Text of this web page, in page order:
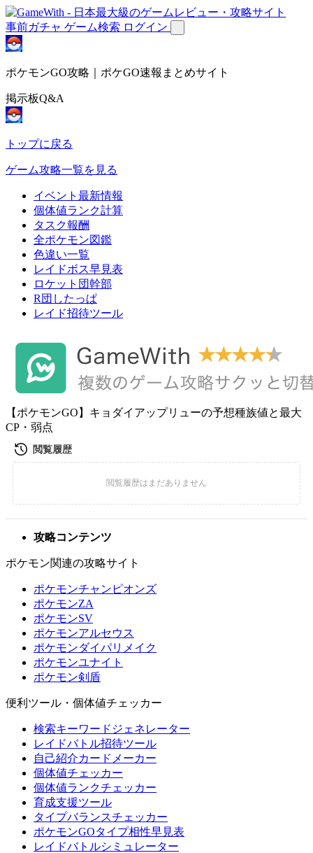
事前ガチャ ゲーム検索 ログイン
ポケモンGO攻略｜ポケGO速報まとめサイト
掲示板Q&A
トップに戻る
ゲーム攻略一覧を見る
イベント最新情報
個体値ランク計算
タスク報酬
全ポケモン図鑑
色違い一覧
レイドボス早見表
ロケット団幹部
R団したっぱ
レイド招待ツール
【ポケモンGO】キョダイアップリューの予想種族値と最大
CP・弱点
攻略コンテンツ
ポケモン関連の攻略サイト
ポケモンチャンピオンズ
ポケモンZA
ポケモンSV
ポケモンアルセウス
ポケモンダイパリメイク
ポケモンユナイト
ポケモン剣盾
便利ツール・個体値チェッカー
検索キーワードジェネレーター
レイドバトル招待ツール
自己紹介カードメーカー
個体値チェッカー
個体値ランクチェッカー
育成支援ツール
タイプバランスチェッカー
ポケモンGOタイプ相性早見表
レイドバトルシミュレーター